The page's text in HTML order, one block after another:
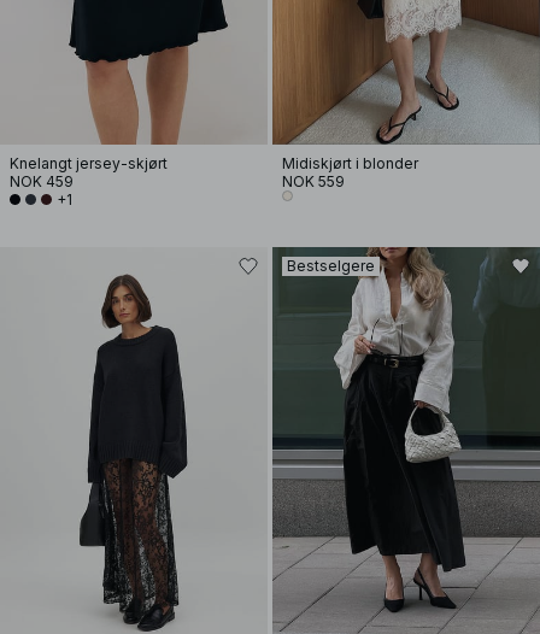
Knelangt jersey-skjørt
NOK 459
+1
Midiskjørt i blonder
NOK 559
Bestselgere